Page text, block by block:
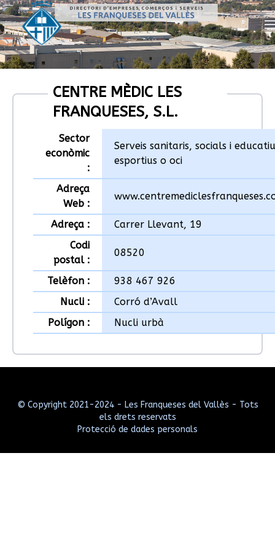
CENTRE MÈDIC LES
FRANQUESES, S.L.
Sector
econòmic
:
Serveis sanitaris, socials i
esportius o oci
Adreça
Web :
Adreça :
Carrer Llevant, 19
Codi
postal :
08520
Telèfon :
938 467 926
Nucli :
Corró d’Avall
Polígon :
Nucli urbà
© Copyright 2021-2024 - Les Franqueses del Vallès - Tots
els drets reservats
Protecció de dades personals